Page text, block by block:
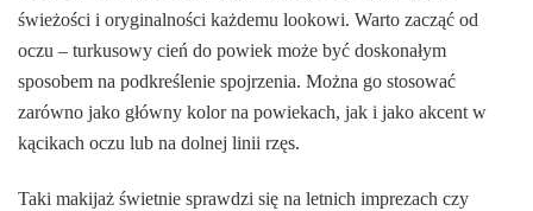
świeżości i oryginalności każdemu lookowi. Warto zacząć od
oczu – turkusowy cień do powiek może być doskonałym
sposobem na podkreślenie spojrzenia. Można go stosować
zarówno jako główny kolor na powiekach, jak i jako akcent w
kącikach oczu lub na dolnej linii rzęs.
Taki makijaż świetnie sprawdzi się na letnich imprezach czy